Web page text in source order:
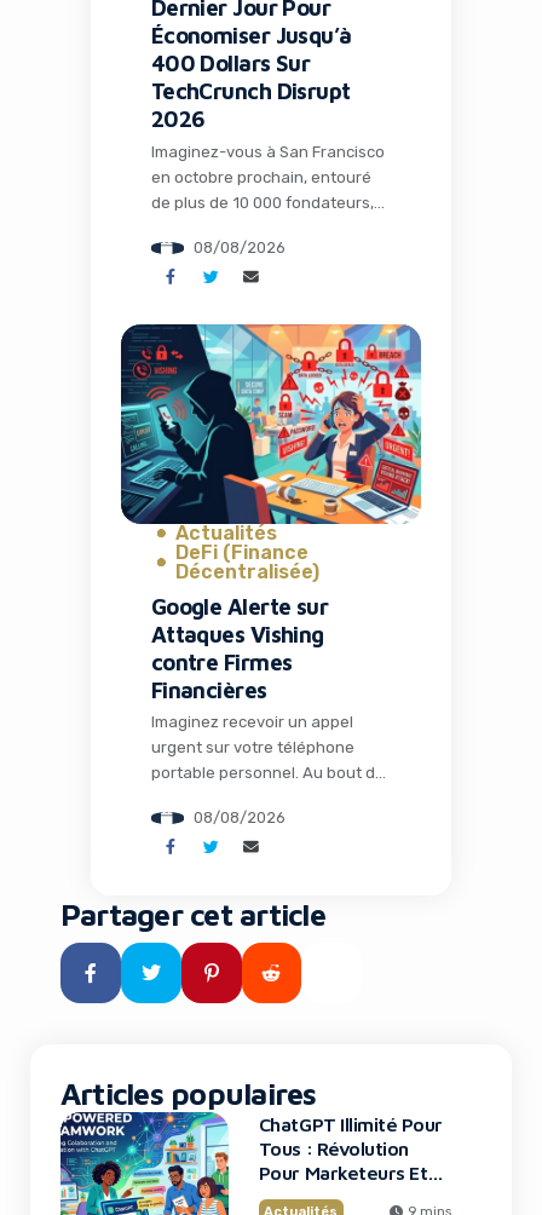
Dernier Jour Pour
Économiser Jusqu’à
400 Dollars Sur
TechCrunch Disrupt
2026
Imaginez-vous à San Francisco
en octobre prochain, entouré
de plus de 10 000 fondateurs,
technologiques, en train de
discuter des prochaines
façonneront l’économie
mondiale. C’est exactement ce
que propose TechCrunch
Disrupt 2026, et aujourd’hui
marque le dernier jour pour
bénéficier d’une réduction
exceptionnelle allant jusqu’à
400 dollars sur votre […]
08/08/2026
Actualités
DeFi (Finance
Décentralisée)
Google Alerte sur
Attaques Vishing
contre Firmes
Financières
Imaginez recevoir un appel
urgent sur votre téléphone
portable personnel. Au bout du
un problème technique bloque
l’accès à un dossier critique
tard, vos identifiants et codes
MFA sont compromis. C’est
exactement ce qui arrive aux
employés de grandes firmes
08/08/2026
Partager cet article
Articles populaires
ChatGPT Illimité Pour
Tous : Révolution
Pour Marketeurs Et
Startups